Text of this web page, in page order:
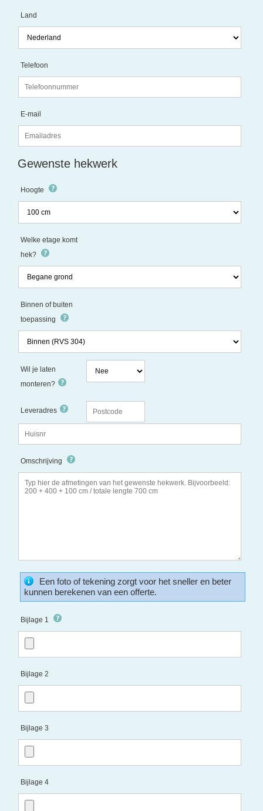
Land
Telefoon
E-mail
Gewenste hekwerk
Hoogte
Welke etage komt
hek?
Binnen of buiten
toepassing
Wil je laten
monteren?
Leveradres
Omschrijving
Een foto of tekening zorgt voor het sneller en beter
kunnen berekenen van een offerte.
Bijlage 1
Bijlage 2
Bijlage 3
Bijlage 4